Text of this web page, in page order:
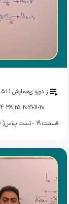
از دوره یهمایش 1+5 ریاضی تجربی آقای امینی راد
2021-11-20 14:38:25
قسمت 19 - تست پلاس( قسمت دنباله)